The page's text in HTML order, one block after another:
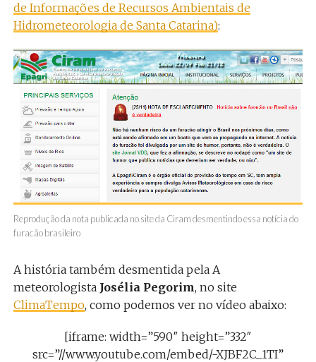
de Informações de Recursos Ambientais de
Hidrometeorologia de Santa Catarina):
Reprodução da nota publicada no site da Ciram desmentindo essa notícia do
furacão brasileiro
A história também desmentida pela A
meteorologista Josélia Pegorim, no site
ClimaTempo, como podemos ver no vídeo abaixo:
[iframe: width=”590″ height=”332″
src=”//www.youtube.com/embed/-XJBF2C_1TI”